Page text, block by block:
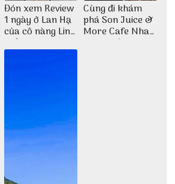
Đón xem Review
1 ngày ở Lan Hạ
của cô nàng Linh
Trần
Cùng đi khám
phá Son Juice &
More Cafe Nha
Trang với anh